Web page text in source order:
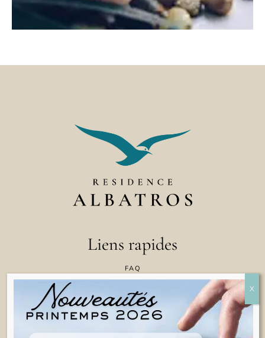
Liens rapides
FAQ
POLITIQUE EN MATIÈRE DE COOKIES
CONDITIONS GÉNÉRALES D'UTILISATION